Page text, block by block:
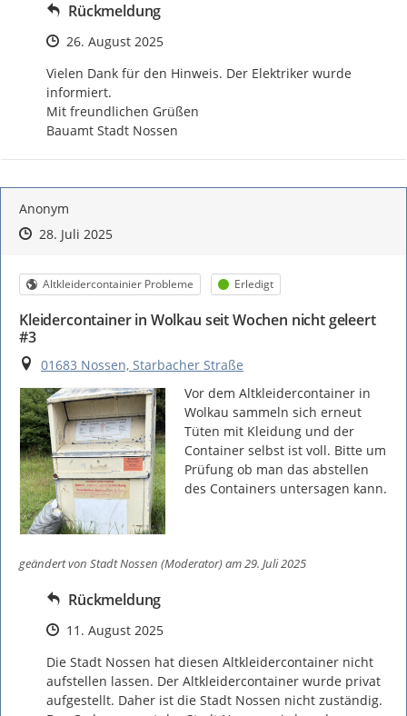
Rückmeldung
Zeitpunkt des Erstellens
26. August 2025
Vielen Dank für den Hinweis. Der Elektriker wurde
informiert.
Mit freundlichen Grüßen
Bauamt Stadt Nossen
Anonym
Zeitpunkt des Erstellens
Zeitpunkt des Erstellens
28. Juli 2025Zur Äußerung
Kategorie
Altkleidercontainier Probleme Status
Erledigt
Kleidercontainer in Wolkau seit Wochen nicht geleert
#3
Ort
01683 Nossen, Starbacher Straße
Vor dem Altkleidercontainer in
Wolkau sammeln sich erneut
Tüten mit Kleidung und der
Container selbst ist voll. Bitte um
Prüfung ob man das abstellen
des Containers untersagen kann.
geändert von Stadt Nossen (Moderator)am 29. Juli 2025
Rückmeldung
Zeitpunkt des Erstellens
11. August 2025
Die Stadt Nossen hat diesen Altkleidercontainer nicht
aufstellen lassen. Der Altkleidercontainer wurde privat
aufgestellt. Daher ist die Stadt Nossen nicht zuständig.